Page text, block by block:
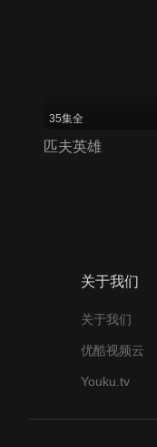
35集全
匹夫英雄
关于我们
关于我们
优酷视频云
Youku.tv